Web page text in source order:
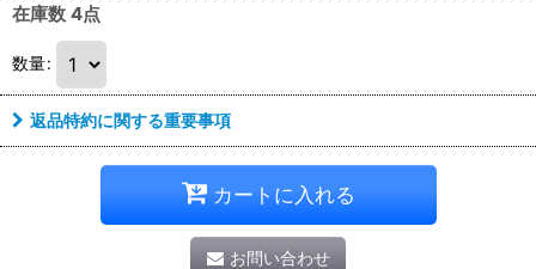
在庫数 4点
数量:
返品特約に関する重要事項
カートに入れる
お問い合わせ